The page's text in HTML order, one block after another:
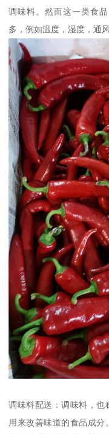
调味料。然而这一类食
多，例如温度，湿度，通风
调味料配送：调味料，也
用来改善味道的食品成